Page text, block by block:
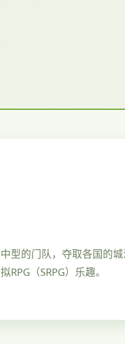
型的门队，夺取各国的
（SRPG）乐趣。